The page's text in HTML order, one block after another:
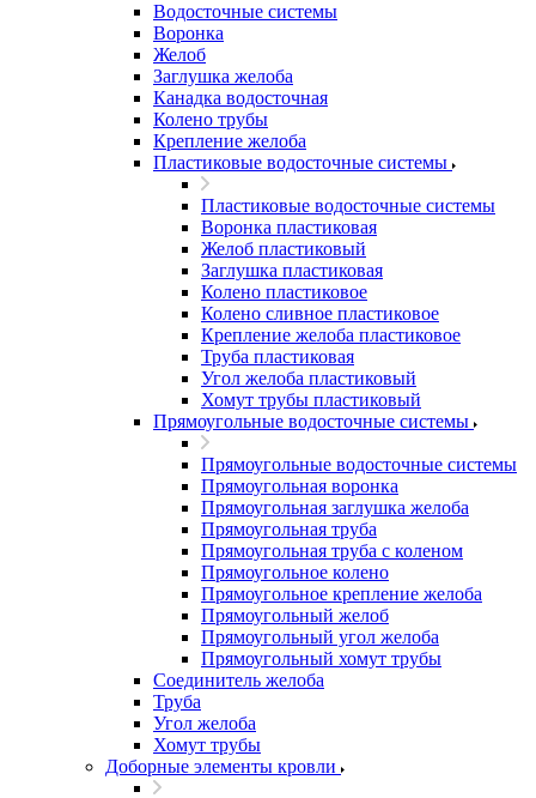
Водосточные системы
Воронка
Желоб
Заглушка желоба
Канадка водосточная
Колено трубы
Крепление желоба
Пластиковые водосточные системы
Пластиковые водосточные системы
Воронка пластиковая
Желоб пластиковый
Заглушка пластиковая
Колено пластиковое
Колено сливное пластиковое
Крепление желоба пластиковое
Труба пластиковая
Угол желоба пластиковый
Хомут трубы пластиковый
Прямоугольные водосточные системы
Прямоугольные водосточные системы
Прямоугольная воронка
Прямоугольная заглушка желоба
Прямоугольная труба
Прямоугольная труба c коленом
Прямоугольное колено
Прямоугольное крепление желоба
Прямоугольный желоб
Прямоугольный угол желоба
Прямоугольный хомут трубы
Соединитель желоба
Труба
Угол желоба
Хомут трубы
Доборные элементы кровли